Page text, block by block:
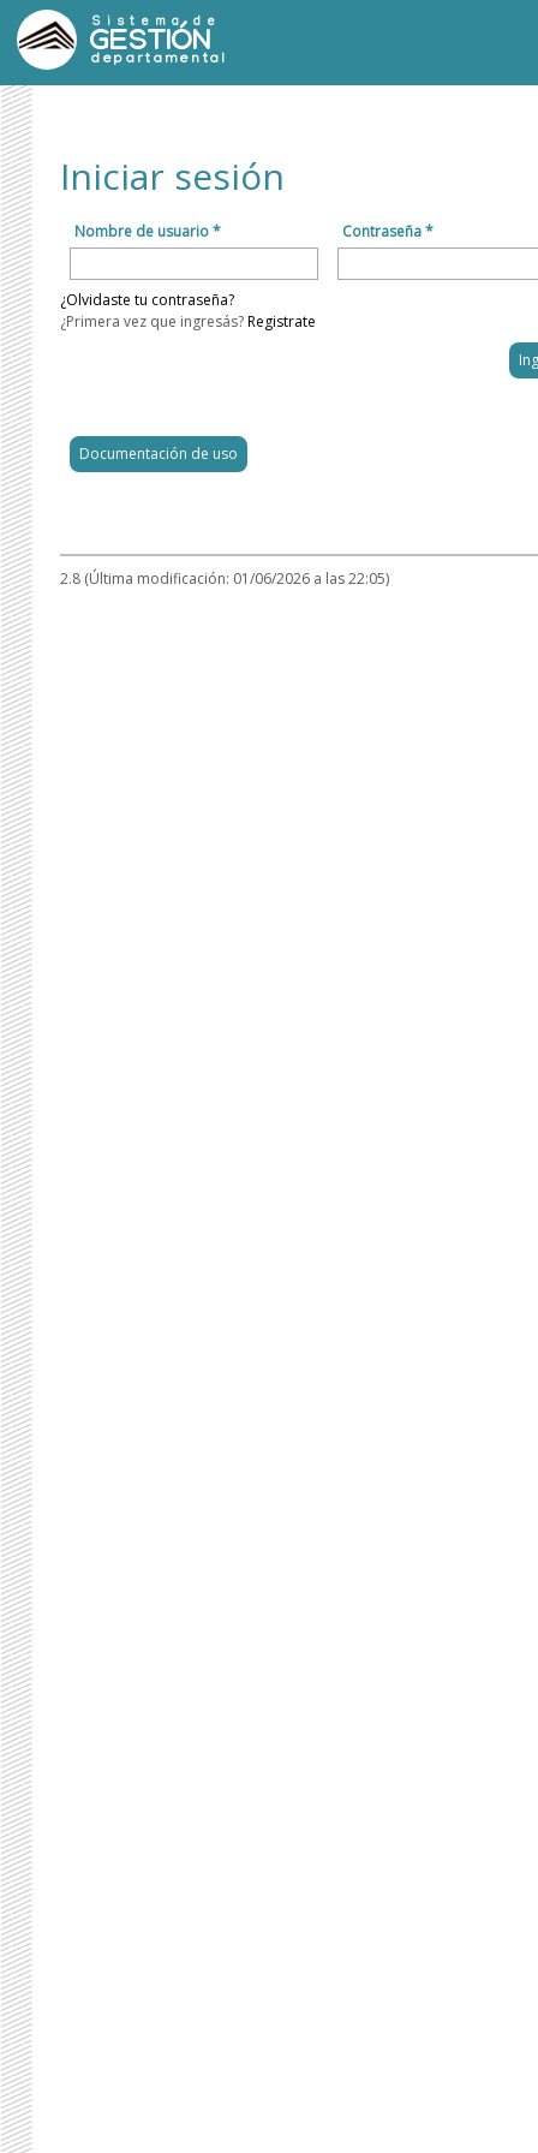
Sistema de
GESTIÓN
departamental
Iniciar sesión
Nombre de usuario * Contraseña *
¿Olvidaste tu contraseña?
¿Primera vez que ingresás?Registrate
Documentación de uso
2.8 (Última modificación: 01/06/2026 a las 22:05)